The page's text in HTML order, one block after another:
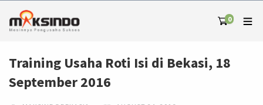
0
Training Usaha Roti Isi di Bekasi, 18
September 2016